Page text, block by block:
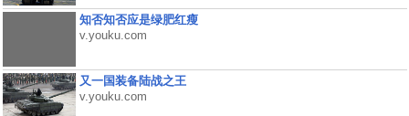
知否知否应是绿肥红瘦
v.youku.com
又一国装备陆战之王
v.youku.com